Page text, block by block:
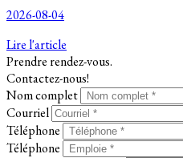
2026-08-04
Lire l'article
Prendre rendez-vous.
Contactez-nous!
Nom complet
Courriel
Téléphone
Téléphone